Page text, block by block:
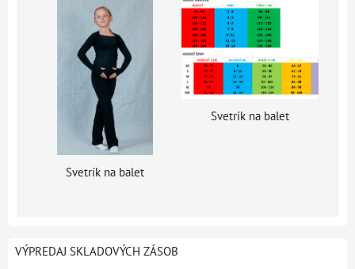
Svetrík na balet
Svetrík na balet
VÝPREDAJ SKLADOVÝCH ZÁSOB